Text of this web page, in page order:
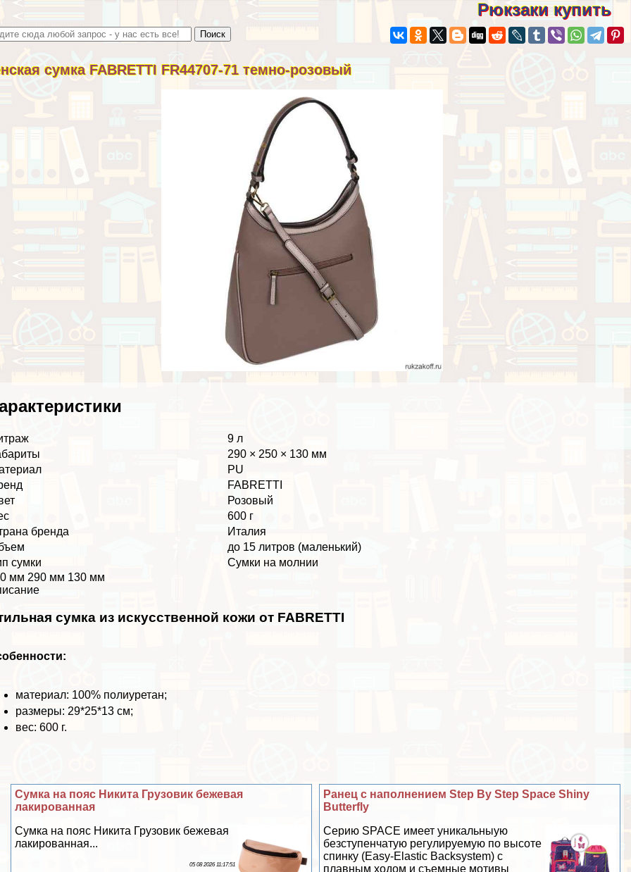
Рюкзаки купить
сумка FABRETTI FR44707-71 темно-розовый
9 л
290 × 250 × 130 мм
PU
FABRETTI
Розовый
600 г
бренда
Италия
до 15 литров (маленький)
сумки
Сумки на молнии
мм 290 мм 130 мм
сумка из искусственной кожи от FABRETTI
материал: 100% полиуретан;
размеры: 29*25*13 см;
вес: 600 г.
Ранец с наполнением Step By Step Space Shiny
Butterfly
Серию SPACE имеет уникальныую
безступенчатую регулируемую по высоте
спинку (Easy-Elastic Backsystem) с
плавным ходом и съемные мотивы
Сумка на пояс Никита Грузовик бежевая
лакированная
Сумка на пояс Никита Грузовик бежевая
лакированная...
05 08 2026 11:17:51